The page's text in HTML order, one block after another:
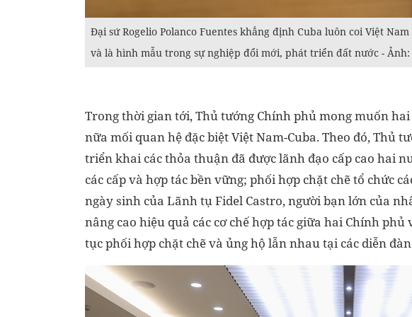
Đại sứ Rogelio Polanco Fuentes khẳng định Cuba luôn coi Việt
và là hình mẫu trong sự nghiệp đổi mới, phát triển đất nước - Ảnh:
Trong thời gian tới, Thủ tướng Chính phủ mong muốn
nữa mối quan hệ đặc biệt Việt Nam-Cuba. Theo đó, Thủ
triển khai các thỏa thuận đã được lãnh đạo cấp cao hai
các cấp và hợp tác bền vững; phối hợp chặt chẽ tổ chức
ngày sinh của Lãnh tụ Fidel Castro, người bạn lớn của
nâng cao hiệu quả các cơ chế hợp tác giữa hai Chính
tục phối hợp chặt chẽ và ủng hộ lẫn nhau tại các diễn